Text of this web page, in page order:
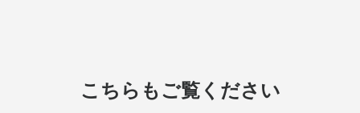
こちらもご覧ください